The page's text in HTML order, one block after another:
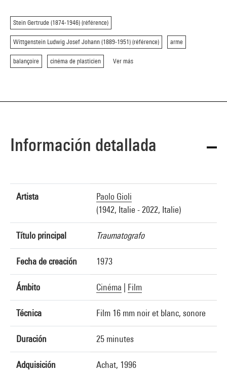
Stein Gertrude (1874-1946) (référence)
Wittgenstein Ludwig Josef Johann (1889-1951) (référence) arme
balançoire cinéma de plasticien Ver más
Información detallada
Artista
Paolo Gioli
(1942, Italie - 2022, Italie)
Título principal Traumatografo
Fecha de creación 1973
Ámbito Cinéma Film
Técnica Film 16 mm noir et blanc, sonore
Duración 25 minutes
Adquisición Achat, 1996